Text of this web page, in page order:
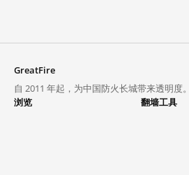
GreatFire
自 2011 年起，为中国防火长城带来透明度。
浏览
翻墙工具